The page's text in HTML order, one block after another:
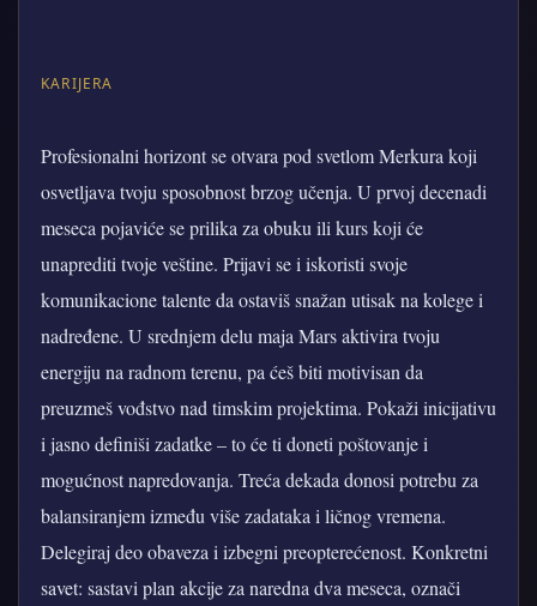
KARIJERA
Profesionalni horizont se otvara pod svetlom Merkura koji
osvetljava tvoju sposobnost brzog učenja. U prvoj decenadi
meseca pojaviće se prilika za obuku ili kurs koji će
unaprediti tvoje veštine. Prijavi se i iskoristi svoje
komunikacione talente da ostaviš snažan utisak na kolege i
nadređene. U srednjem delu maja Mars aktivira tvoju
energiju na radnom terenu, pa ćeš biti motivisan da
preuzmeš vođstvo nad timskim projektima. Pokaži inicijativu
i jasno definiši zadatke – to će ti doneti poštovanje i
mogućnost napredovanja. Treća dekada donosi potrebu za
balansiranjem između više zadataka i ličnog vremena.
Delegiraj deo obaveza i izbegni preopterećenost. Konkretni
savet: sastavi plan akcije za naredna dva meseca, označi